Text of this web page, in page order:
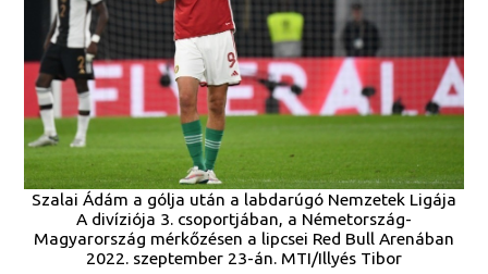
Szalai Ádám a gólja után a labdarúgó Nemzetek Ligája
A divíziója 3. csoportjában, a Németország-
Magyarország mérkőzésen a lipcsei Red Bull Arenában
2022. szeptember 23-án. MTI/Illyés Tibor